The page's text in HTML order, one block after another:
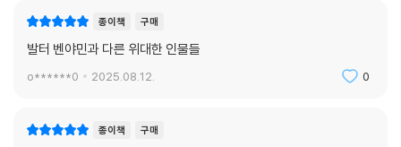
종이책 구매
발터 벤야민과 다른 위대한 인물들
o******0 2025.08.12. 0
종이책 구매